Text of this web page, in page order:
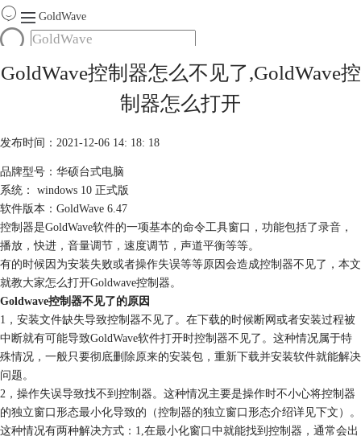
GoldWave
产品
购买
GoldWave控制器怎么不见了,GoldWave控
制器怎么打开
发布时间：2021-12-06 14: 18: 18
品牌型号：华硕台式电脑
系统： windows 10 正式版
软件版本：GoldWave 6.47
控制器是GoldWave软件的一项基本的命令工具窗口，功能包括了录音 ，
播放，快进，音量调节，速度调节，声道平衡等等。
有的时候因为安装失败或者操作失误等等原因会造成控制器不见了，本文
就教大家怎么打开Goldwave控制器。
Goldwave控制器不见了的原因
1，安装文件缺失导致控制器不见了。在下载的时候断网或者安装过程被
中断就有可能导致GoldWave软件打开时控制器不见了。这种情况属于特
殊情况，一般只要彻底删除原来的安装包，重新下载并安装软件就能解决
问题。
2，操作失误导致找不到控制器。这种情况主要是操作时不小心将控制器
的独立窗口形态最小化导致的（控制器的独立窗口形态介绍详见下文）。
这种情况有两种解决方式：1,在最小化窗口中就能找到控制器，通常会出